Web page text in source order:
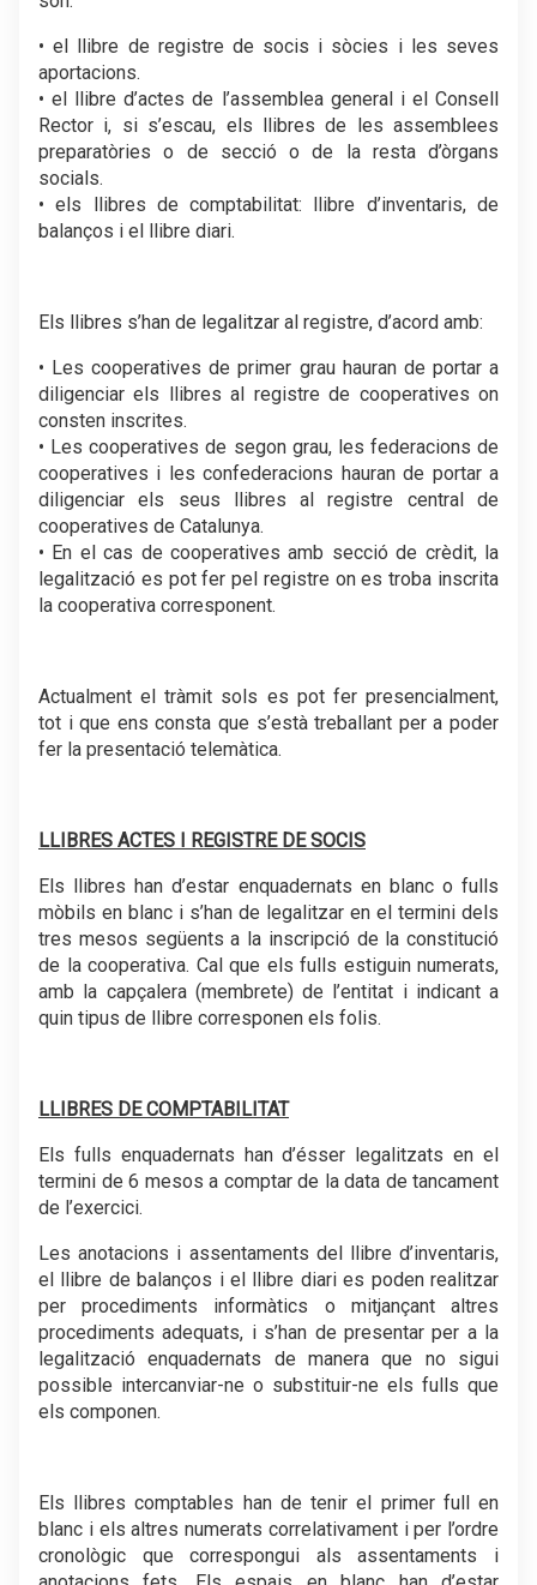
• el llibre de registre de socis i sòcies i les seves
aportacions.
• el llibre d’actes de l’assemblea general i el Consell
Rector i, si s’escau, els llibres de les assemblees
preparatòries o de secció o de la resta d’òrgans
socials.
• els llibres de comptabilitat: llibre d’inventaris, de
balanços i el llibre diari.
Els llibres s’han de legalitzar al registre, d’acord amb:
• Les cooperatives de primer grau hauran de portar a
diligenciar els llibres al registre de cooperatives on
consten inscrites.
• Les cooperatives de segon grau, les federacions de
cooperatives i les confederacions hauran de portar a
diligenciar els seus llibres al registre central de
cooperatives de Catalunya.
• En el cas de cooperatives amb secció de crèdit, la
legalització es pot fer pel registre on es troba inscrita
la cooperativa corresponent.
Actualment el tràmit sols es pot fer presencialment,
tot i que ens consta que s’està treballant per a poder
fer la presentació telemàtica.
LLIBRES ACTES I REGISTRE DE SOCIS
Els llibres han d’estar enquadernats en blanc o fulls
mòbils en blanc i s’han de legalitzar en el termini dels
tres mesos següents a la inscripció de la constitució
de la cooperativa. Cal que els fulls estiguin numerats,
amb la capçalera (membrete) de l’entitat i indicant a
quin tipus de llibre corresponen els folis.
LLIBRES DE COMPTABILITAT
Els fulls enquadernats han d’ésser legalitzats en el
termini de 6 mesos a comptar de la data de tancament
de l’exercici.
Les anotacions i assentaments del llibre d’inventaris,
el llibre de balanços i el llibre diari es poden realitzar
per procediments informàtics o mitjançant altres
procediments adequats, i s’han de presentar per a la
legalització enquadernats de manera que no sigui
possible intercanviar-ne o substituir-ne els fulls que
els componen.
Els llibres comptables han de tenir el primer full en
blanc i els altres numerats correlativament i per l’ordre
cronològic que correspongui als assentaments i